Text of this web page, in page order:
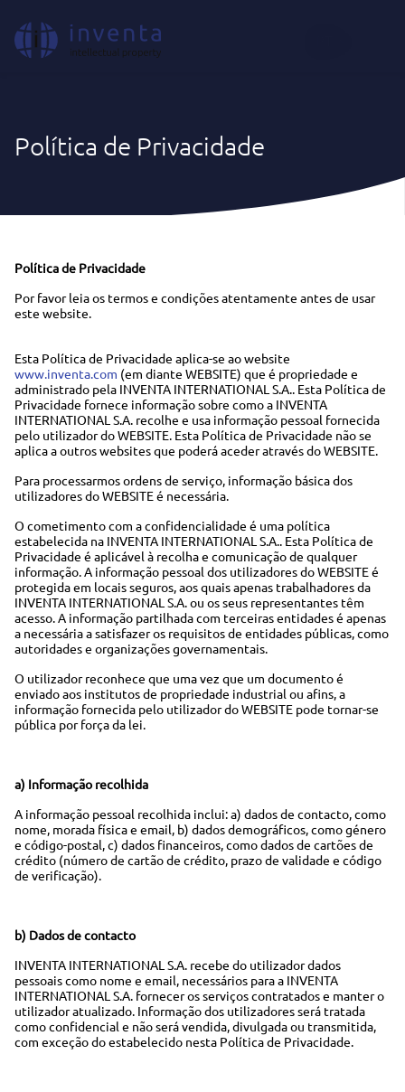
Política de Privacidade
Política de Privacidade
Por favor leia os termos e condições atentamente antes de usar
este website.
Esta Política de Privacidade aplica-se ao website
www.inventa.com (em diante WEBSITE) que é propriedade e
administrado pela INVENTA INTERNATIONAL S.A.. Esta Política de
Privacidade fornece informação sobre como a INVENTA
INTERNATIONAL S.A. recolhe e usa informação pessoal fornecida
pelo utilizador do WEBSITE. Esta Política de Privacidade não se
aplica a outros websites que poderá aceder através do WEBSITE.
Para processarmos ordens de serviço, informação básica dos
utilizadores do WEBSITE é necessária.
O cometimento com a confidencialidade é uma política
estabelecida na INVENTA INTERNATIONAL S.A.. Esta Política de
Privacidade é aplicável à recolha e comunicação de qualquer
informação. A informação pessoal dos utilizadores do WEBSITE é
protegida em locais seguros, aos quais apenas trabalhadores da
INVENTA INTERNATIONAL S.A. ou os seus representantes têm
acesso. A informação partilhada com terceiras entidades é apenas
a necessária a satisfazer os requisitos de entidades públicas, como
autoridades e organizações governamentais.
O utilizador reconhece que uma vez que um documento é
enviado aos institutos de propriedade industrial ou afins, a
informação fornecida pelo utilizador do WEBSITE pode tornar-se
pública por força da lei.
a) Informação recolhida
A informação pessoal recolhida inclui: a) dados de contacto, como
nome, morada física e email, b) dados demográficos, como género
e código-postal, c) dados financeiros, como dados de cartões de
crédito (número de cartão de crédito, prazo de validade e código
de verificação).
b) Dados de contacto
INVENTA INTERNATIONAL S.A. recebe do utilizador dados
pessoais como nome e email, necessários para a INVENTA
INTERNATIONAL S.A. fornecer os serviços contratados e manter o
utilizador atualizado. Informação dos utilizadores será tratada
como confidencial e não será vendida, divulgada ou transmitida,
com exceção do estabelecido nesta Política de Privacidade.